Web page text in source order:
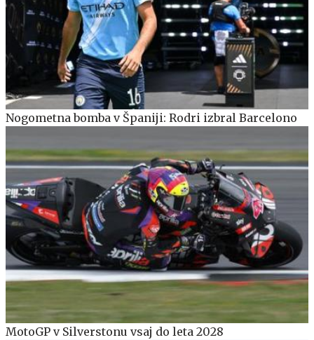
Nogometna bomba v Španiji: Rodri izbral Barcelono
MotoGP v Silverstonu vsaj do leta 2028